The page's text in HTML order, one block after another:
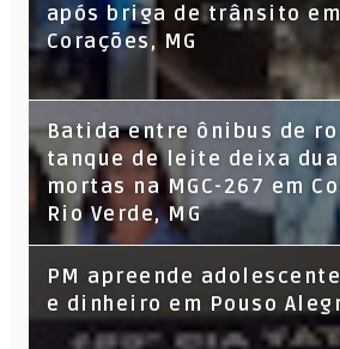
após briga de trânsito em
Corações, MG
Batida entre ônibus de
tanque de leite deixa
mortas na MGC-267 em
Rio Verde, MG
PM apreende
e dinheiro em Pouso